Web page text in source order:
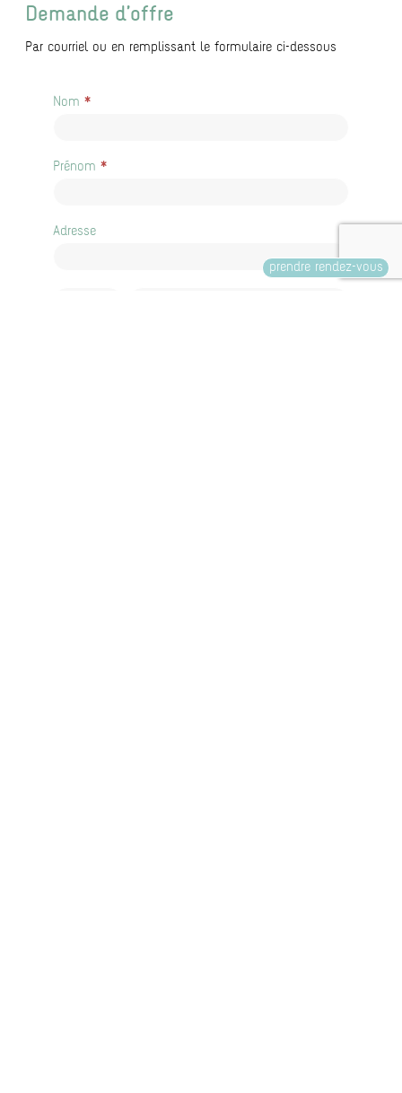
Demande d’offre
Par courriel ou en remplissant le formulaire ci-dessous
Demande
Nom *
Prénom *
Adresse
prendre rendez-vous